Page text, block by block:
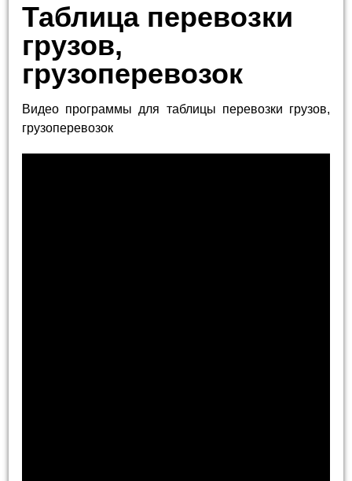
Таблица перевозки
грузов,
грузоперевозок
Видео программы для таблицы перевозки грузов,
грузоперевозок